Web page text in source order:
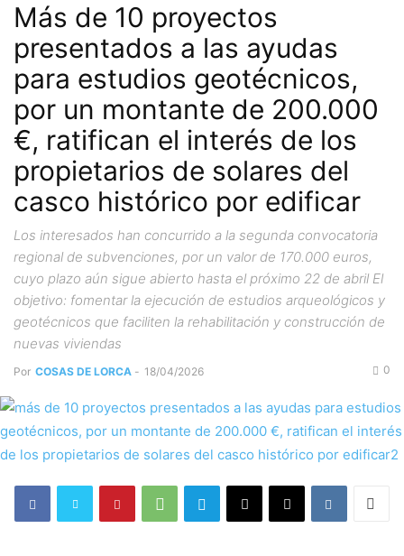
Más de 10 proyectos
presentados a las ayudas
para estudios geotécnicos,
por un montante de 200.000
€, ratifican el interés de los
propietarios de solares del
casco histórico por edificar
Los interesados han concurrido a la segunda convocatoria
regional de subvenciones, por un valor de 170.000 euros,
cuyo plazo aún sigue abierto hasta el próximo 22 de abril El
objetivo: fomentar la ejecución de estudios arqueológicos y
geotécnicos que faciliten la rehabilitación y construcción de
nuevas viviendas
Por COSAS DE LORCA - 18/04/2026 0